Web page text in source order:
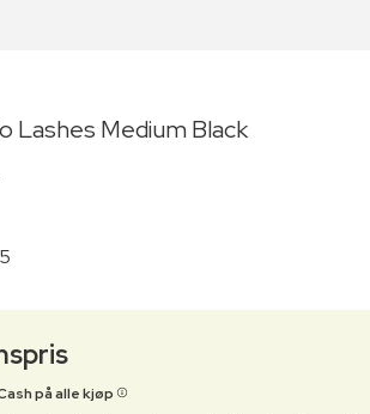
Lashes Medium Black
på alle kjøp